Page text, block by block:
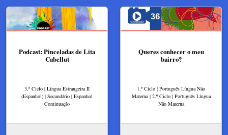
Podcast: Pinceladas de Lita
Cabellut
3.º Ciclo | Língua Estrangeira II
(Espanhol) | Secundário | Espanhol
Continuação
Queres conhecer o meu
bairro?
1.º Ciclo | Português Língua Não
Materna | 2.º Ciclo | Português Língua
Não Materna